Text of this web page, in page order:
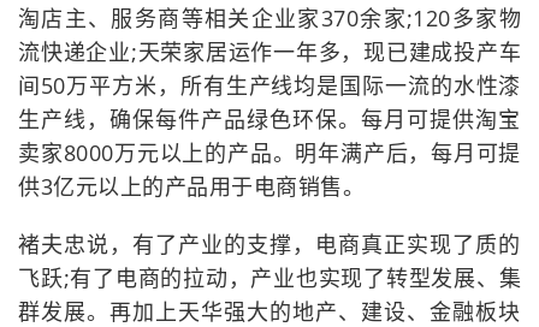
淘店主、服务商等相关企业家370余家;120多家物
流快递企业;天荣家居运作一年多，现已建成投产车
间50万平方米，所有生产线均是国际一流的水性漆
生产线，确保每件产品绿色环保。每月可提供淘宝
卖家8000万元以上的产品。明年满产后，每月可提
供3亿元以上的产品用于电商销售。
褚夫忠说，有了产业的支撑，电商真正实现了质的
飞跃;有了电商的拉动，产业也实现了转型发展、集
群发展。再加上天华强大的地产、建设、金融板块